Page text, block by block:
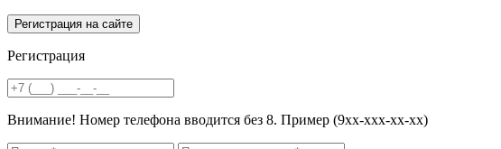
Регистрация
Внимание! Номер телефона вводится без 8. Пример (9хх-ххх-хх-хх)